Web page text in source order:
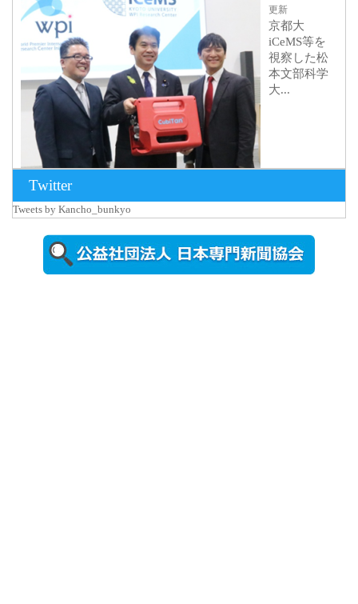
更新
京都大
iCeMS等を
視察した松
本文部科学
大...
2026年8月5日
更新
農工大で大
Twitter
Tweets by Kancho_bunkyo